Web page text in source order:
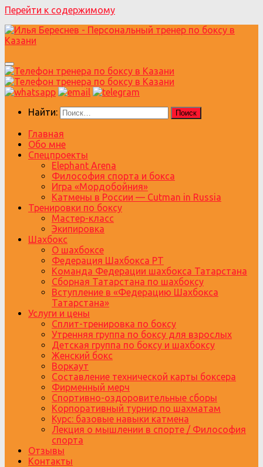
Перейти к содержимому
Найти:
Главная
Обо мне
Спецпроекты
Elephant Arena
Философия спорта и бокса
Игра «Мордобойния»
Катмены в России — Cutman in Russia
Тренировки по боксу
Мастер-класс
Экипировка
Шахбокс
О шахбоксе
Федерация Шахбокса РТ
Команда Федерации шахбокса Татарстана
Сборная Татарстана по шахбоксу
Вступление в «Федерацию Шахбокса
Татарстана»
Услуги и цены
Сплит-тренировка по боксу
Утренняя группа по боксу для взрослых
Детская группа по боксу и шахбоксу
Женский бокс
Воркаут
Составление технической карты боксера
Фирменный мерч
Спортивно-оздоровительные сборы
Корпоративный турнир по шахматам
Курс: базовые навыки катмена
Лекция о мышлении в спорте / Философия
спорта
Отзывы
Контакты